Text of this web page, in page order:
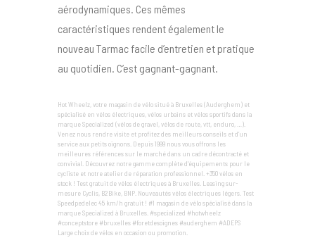
aérodynamiques. Ces mêmes
caractéristiques rendent également le
nouveau Tarmac facile d’entretien et pratique
au quotidien. C’est gagnant-gagnant.
Hot Wheelz, votre magasin de vélo situé à Bruxelles (Auderghem) et
spécialisé en vélos électriques, vélos urbains et vélos sportifs dans la
marque Specialized (vélos de gravel, vélos de route, vtt, enduro, …).
Venez nous rendre visite et profitez des meilleurs conseils et d’un
service aux petits oignons. Depuis 1999 nous vous offrons les
meilleures références sur le marché dans un cadre décontracté et
convivial. Découvrez notre gamme complète d'équipements pour le
cycliste et notre atelier de réparation professionnel. +350 vélos en
stock ! Test gratuit de vélos électriques à Bruxelles. Leasing sur-
mesure Cyclis, B2Bike, BNP. Nouveautés vélos électriques légers. Test
Speedpedelec 45 km/h gratuit ! #1 magasin de vélo spécialisé dans la
marque Specialized à Bruxelles. #specialized #hotwheelz
#conceptstore #bruxelles #foretdesoignes #auderghem #ADEPS
Large choix de vélos en occasion ou promotion.